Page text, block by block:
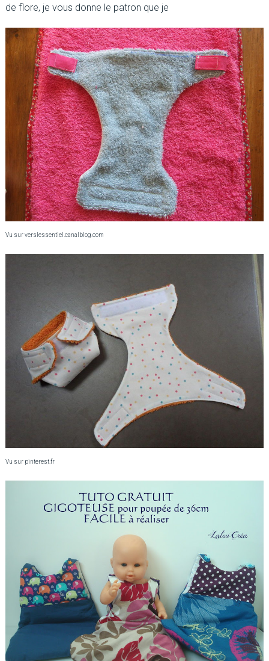
de flore, je vous donne le patron que je
Vu sur verslessentiel.canalblog.com
Vu sur pinterest.fr